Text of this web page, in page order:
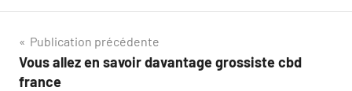
Navigation
de
Publication précédente
Vous allez en savoir davantage grossiste cbd
france